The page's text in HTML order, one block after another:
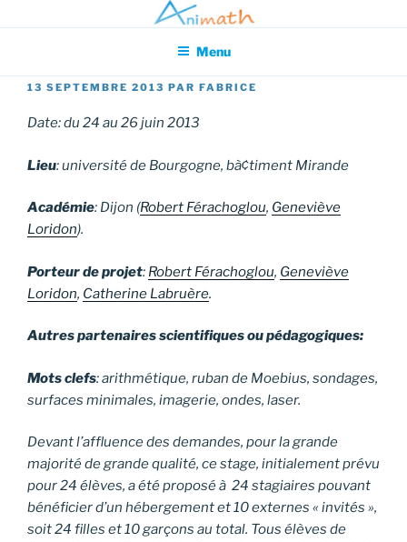
au
principal
Association pour l'Animation en Mathématiques
Menu
PUBLIÉ
13 SEPTEMBRE 2013 PAR FABRICE
Date: du 24 au 26 juin 2013
Lieu: université de Bourgogne, bà¢timent Mirande
Académie: Dijon (Robert Férachoglou, Geneviève
Loridon).
Porteur de projet: Robert Férachoglou, Geneviève
Loridon, Catherine Labruère.
Autres partenaires scientifiques ou pédagogiques:
Mots clefs: arithmétique, ruban de Moebius, sondages,
surfaces minimales, imagerie, ondes, laser.
Devant l’affluence des demandes, pour la grande
majorité de grande qualité, ce stage, initialement prévu
pour 24 élèves, a été proposé à 24 stagiaires pouvant
bénéficier d’un hébergement et 10 externes « invités »,
soit 24 filles et 10 garçons au total. Tous élèves de